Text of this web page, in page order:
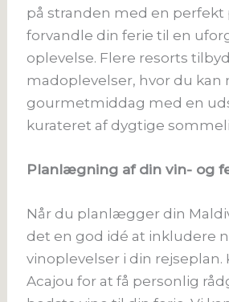
på stranden med en perfekt
forvandle din ferie til en
oplevelse. Flere resorts
madoplevelser, hvor du kan
gourmetmiddag med en
kurateret af dygtige
Planlægning af din vin- og
Når du planlægger din
det en god idé at inkludere
vinoplevelser i din rejseplan.
Acajou for at få personlig